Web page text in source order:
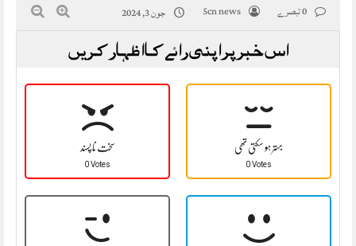
5cn news جون 3, 2024
اس خبر پر اپنی رائے کا اظہار کریں
سخت نا پسند
0 Votes
بہتر ہو سکتی تھی
0 Votes